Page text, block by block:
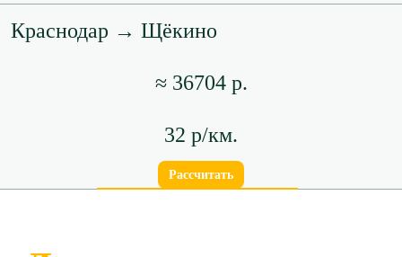
Краснодар → Щёкино
≈ 36704 р.
32 р/км.
Рассчитать